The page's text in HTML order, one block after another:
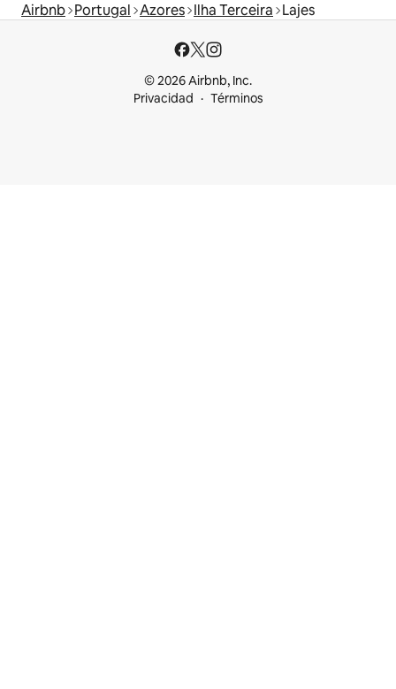
Airbnb Portugal Azores Ilha Terceira Lajes
© 2026 Airbnb, Inc.
Privacidad
Términos